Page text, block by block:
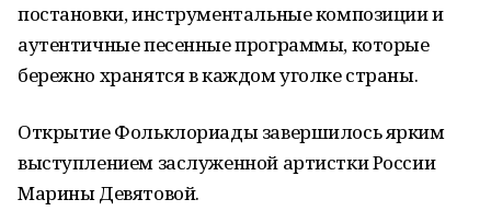
постановки, инструментальные композиции и
аутентичные песенные программы, которые
бережно хранятся в каждом уголке страны.
Открытие Фольклориады завершилось ярким
выступлением заслуженной артистки России
Марины Девятовой.